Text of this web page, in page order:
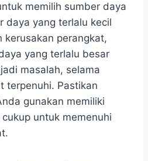
memilih sumber daya
daya yang terlalu kecil
kerusakan perangkat,
yang terlalu besar
masalah, selama
terpenuhi. Pastikan
gunakan memiliki
untuk memenuhi